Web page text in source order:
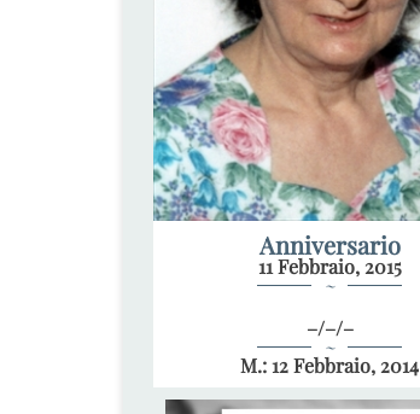
Anniversario
11 Febbraio, 2015
~
–/–/–
~
M.: 12 Febbraio, 2014